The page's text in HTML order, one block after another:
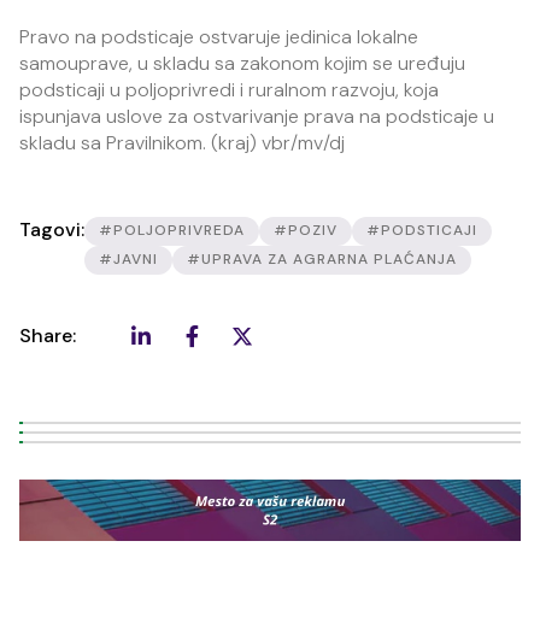
Pravo na podsticaje ostvaruje jedinica lokalne
samouprave, u skladu sa zakonom kojim se uređuju
podsticaji u poljoprivredi i ruralnom razvoju, koja
ispunjava uslove za ostvarivanje prava na podsticaje u
skladu sa Pravilnikom. (kraj) vbr/mv/dj
Tagovi: #POLJOPRIVREDA #POZIV
#PODSTICAJI
#JAVNI
#UPRAVA ZA AGRARNA PLAĆANJA
Share: